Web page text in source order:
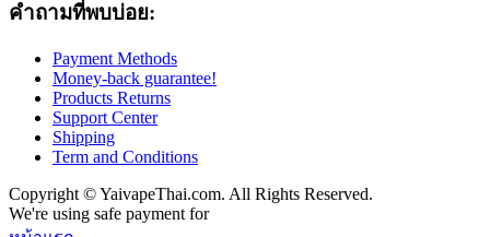
คำถามที่พบบ่อย:
Payment Methods
Money-back guarantee!
Products Returns
Support Center
Shipping
Term and Conditions
Copyright © YaivapeThai.com. All Rights Reserved.
We're using safe payment for